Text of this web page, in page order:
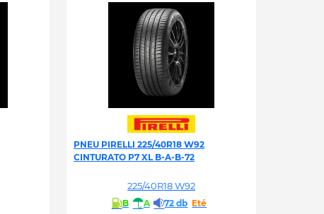
PNEU PIRELLI 225/40R18 W92
CINTURATO P7 XL B-A-B-72
225/40R18 W92
B A 72 db Eté